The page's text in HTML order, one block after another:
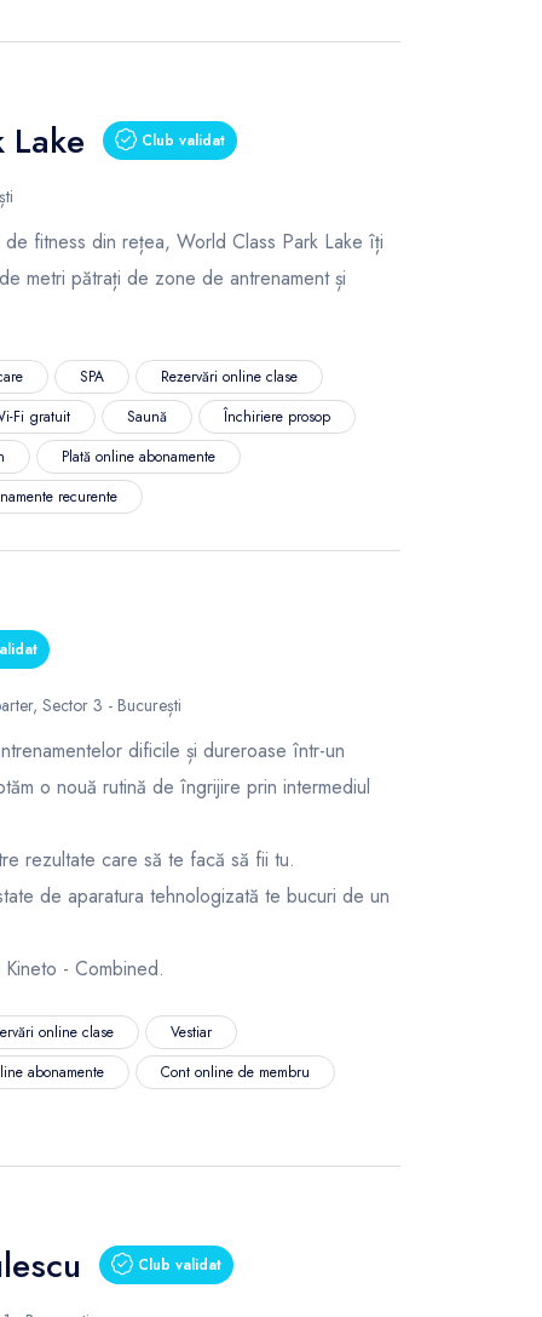
Lake Club validat
fitness din rețea, World Class Park Lake îți
metri pătrați de zone de antrenament și
SPA
Rezervări online clase
Fi gratuit
Saună
Închiriere prosop
Plată online abonamente
recurente
Sector 3 - București
dificile și dureroase într-un
o nouă rutină de îngrijire prin intermediul
rezultate care să te facă să fii tu.
de aparatura tehnologizată te bucuri de un
- Combined.
online clase
Vestiar
abonamente
Cont online de membru
Club validat